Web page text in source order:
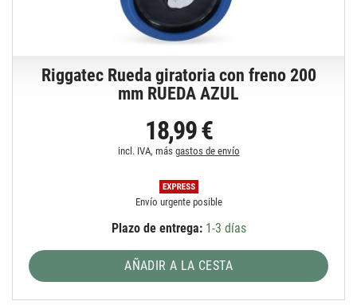
Riggatec Rueda giratoria con freno 200
mm RUEDA AZUL
18,99 €
incl. IVA, más gastos de envío
Envío urgente posible
Plazo de entrega:1-3 días
AÑADIR A LA CESTA